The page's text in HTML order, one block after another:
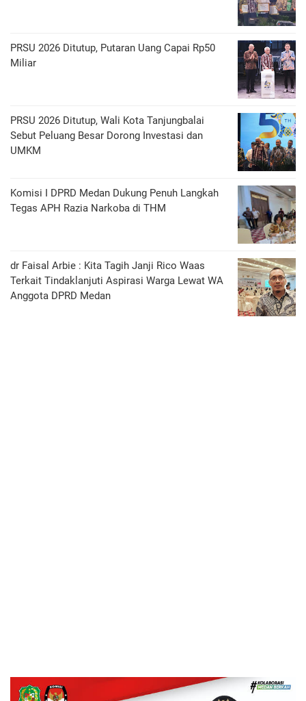
PRSU 2026 Ditutup, Putaran Uang Capai Rp50
Miliar
PRSU 2026 Ditutup, Wali Kota Tanjungbalai
Sebut Peluang Besar Dorong Investasi dan
UMKM
Komisi I DPRD Medan Dukung Penuh Langkah
Tegas APH Razia Narkoba di THM
dr Faisal Arbie : Kita Tagih Janji Rico Waas
Terkait Tindaklanjuti Aspirasi Warga Lewat WA
Anggota DPRD Medan